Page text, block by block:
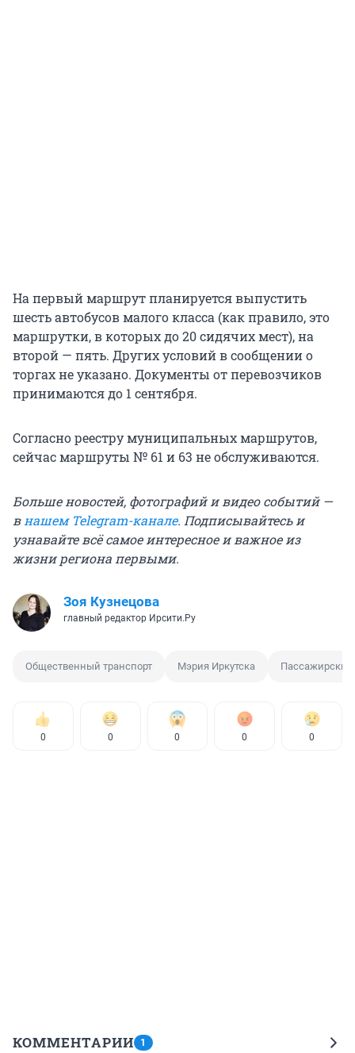
На первый маршрут планируется выпустить
шесть автобусов малого класса (как правило, это
маршрутки, в которых до 20 сидячих мест), на
второй — пять. Других условий в сообщении о
торгах не указано. Документы от перевозчиков
принимаются до 1 сентября.
Согласно реестру муниципальных маршрутов,
сейчас маршруты № 61 и 63 не обслуживаются.
Больше новостей, фотографий и видео событий —
внашем Telegram-канале. Подписывайтесь и
узнавайте всё самое интересное и важное из
жизни региона первыми.
Зоя Кузнецова
главный редактор Ирсити.Ру
Общественный транспорт Мэрия Иркутска Пассажирские
0 0 0 0 0
КОММЕНТАРИИ 1